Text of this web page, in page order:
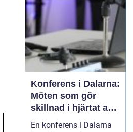
förändringen öppnar
också för smart...
Konferens i Dalarna:
Möten som gör
skillnad i hjärtat av
sverige
En konferens i Dalarna